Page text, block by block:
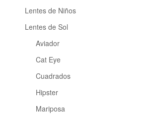
Lentes de Niños
Lentes de Sol
Aviador
Cat Eye
Cuadrados
Hipster
Mariposa